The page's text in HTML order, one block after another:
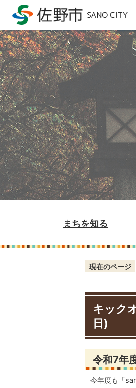
まちを知る
現在のページ
キック
日)
令和7年
今年度も「